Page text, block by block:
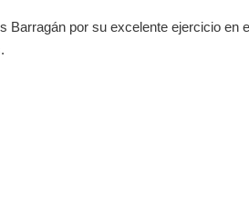
Barragán por su excelente ejercicio